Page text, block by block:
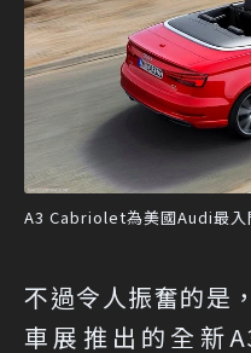
A3 Cabriolet為美國Audi最入
不過令人振奮的是
車展推出的全新